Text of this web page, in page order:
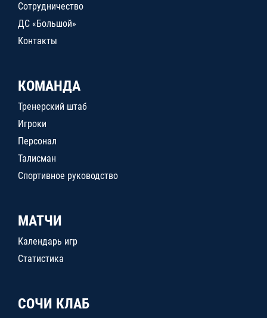
Сотрудничество
ДС «Большой»
Контакты
КОМАНДА
Тренерский штаб
Игроки
Персонал
Талисман
Спортивное руководство
МАТЧИ
Календарь игр
Статистика
СОЧИ КЛАБ